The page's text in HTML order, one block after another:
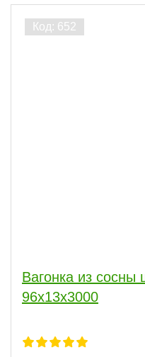
Вагонка из сосны
96x13x3000